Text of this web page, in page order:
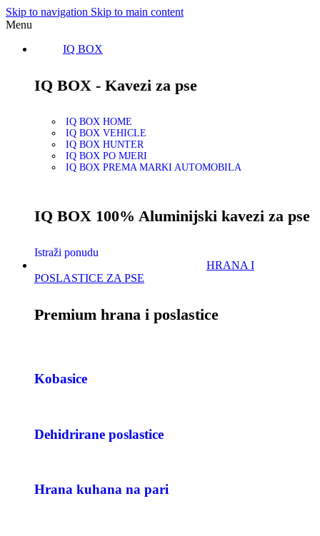
Skip to navigation Skip to main content
Menu
IQ BOX
IQ BOX - Kavezi za pse
IQ BOX HOME
IQ BOX VEHICLE
IQ BOX HUNTER
IQ BOX PO MJERI
IQ BOX PREMA MARKI AUTOMOBILA
IQ BOX 100% Aluminijski kavezi za pse
Istraži ponudu
HRANA I
POSLASTICE ZA PSE
Premium hrana i poslastice
Kobasice
Dehidrirane poslastice
Hrana kuhana na pari